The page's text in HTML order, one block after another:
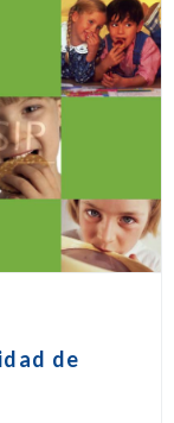
de